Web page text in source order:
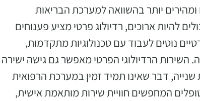
יותר בהשוואה למערכת הבריאות
להיות ארוכים, רדיולוג פרטי מציע פענוחים
נוטים לעבוד עם טכנולוגיות מתקדמות,
השירות הרדיולוגי הפרטי מאפשר גם גישה ישירה
שנייה, דבר שאינו תמיד זמין במערכת הרפואית
המחפשים חוויית שירות מותאמת אישית,